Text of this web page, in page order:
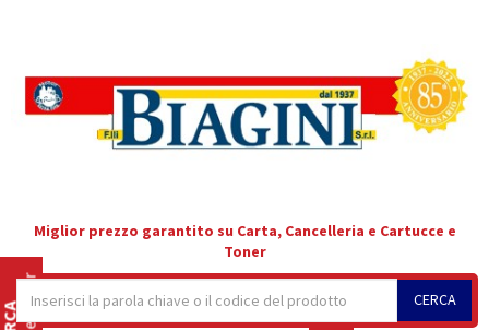
Miglior prezzo garantito su Carta, Cancelleria e Cartucce e
Toner
CERCA